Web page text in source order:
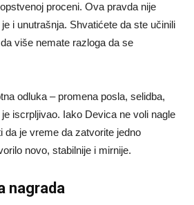
proceni. Ova pravda nije
i unutrašnja. Shvatićete da ste učinili
više nemate razloga da se
odluka – promena posla, selidba,
iscrpljivao. Iako Devica ne voli nagle
da je vreme da zatvorite jedno
novo, stabilnije i mirnije.
nagrada